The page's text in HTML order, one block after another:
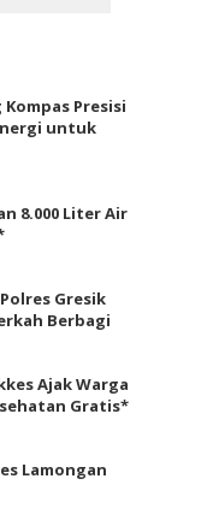
Presisi
untuk
8.000 Liter Air
Gresik
Berbagi
Ajak Warga
Gratis*
Lamongan